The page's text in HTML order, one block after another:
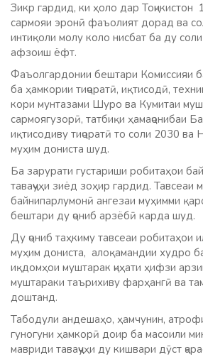
Зикр гардид, ки ҳоло дар Тоҷикистон
сармояи эронӣ фаъолият дорад ва
интиқоли молу коло нисбат ба ду
афзоиш ёфт.
Фаъолгардонии бештари Комиссияи
ба ҳамкории тиҷоратӣ, иқтисодӣ,
кори мунтазами Шуро ва Кумитаи
сармоягузорӣ, татбиқи ҳамаҷонибаи
иқтисодиву тиҷоратӣ то соли 2030 ва
муҳим дониста шуд.
Ба зарурати густариши робитаҳои
таваҷҷуҳи зиёд зоҳир гардид.
байнипарлумонӣ ангезаи муҳимми
бештари ду ҷониб арзёбӣ карда шуд.
Ду ҷониб таҳкиму тавсеаи робитаҳои
муҳим дониста, алоқамандии худро
иқдомҳои муштарак ҷиҳати ҳифзи
муштараки таърихиву фарҳангӣ ва
доштанд.
Табодули андешаҳо, ҳамчунин,
гуногуни ҳамкорӣ доир ба масоили
мавриди таваҷҷуҳи ду кишвари дӯст